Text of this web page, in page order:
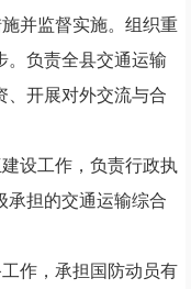
并监督实施。组织重
。负责全县交通运输
、开展对外交流与合
设工作，负责行政执
承担的交通运输综合
作，承担国防动员有